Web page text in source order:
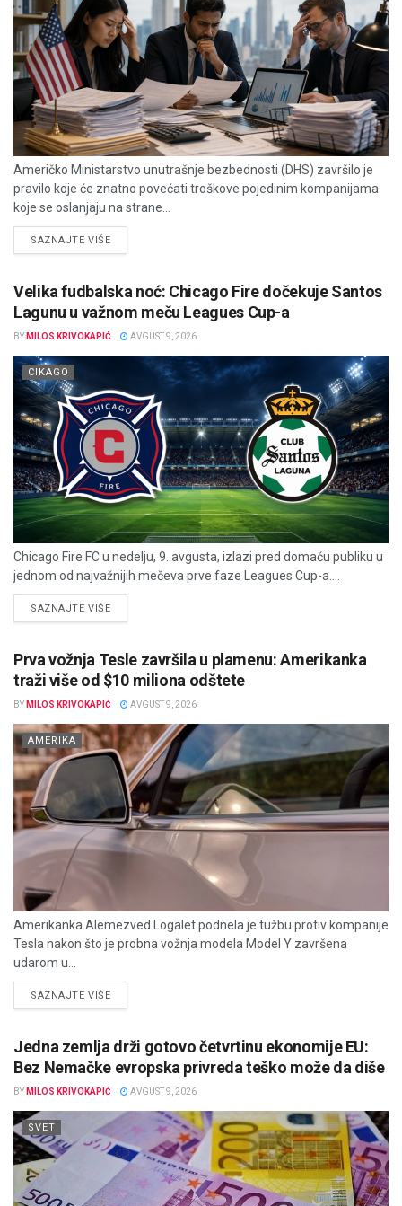
Američko Ministarstvo unutrašnje bezbednosti (DHS) završilo je
pravilo koje će znatno povećati troškove pojedinim kompanijama
koje se oslanjaju na strane...
SAZNAJTE VIŠEDETAILS
Velika fudbalska noć: Chicago Fire dočekuje Santos
Lagunu u važnom meču Leagues Cup-a
BY MILOS KRIVOKAPIĆ AVGUST 9, 2026
CIKAGO
Chicago Fire FC u nedelju, 9. avgusta, izlazi pred domaću publiku u
jednom od najvažnijih mečeva prve faze Leagues Cup-a....
SAZNAJTE VIŠEDETAILS
Prva vožnja Tesle završila u plamenu: Amerikanka
traži više od $10 miliona odštete
BY MILOS KRIVOKAPIĆ AVGUST 9, 2026
AMERIKA
Amerikanka Alemezved Logalet podnela je tužbu protiv kompanije
Tesla nakon što je probna vožnja modela Model Y završena
udarom u...
SAZNAJTE VIŠEDETAILS
Jedna zemlja drži gotovo četvrtinu ekonomije EU:
Bez Nemačke evropska privreda teško može da diše
BY MILOS KRIVOKAPIĆ AVGUST 9, 2026
SVET